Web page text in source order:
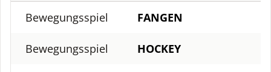
Bewegungsspiel FANGEN
Bewegungsspiel HOCKEY